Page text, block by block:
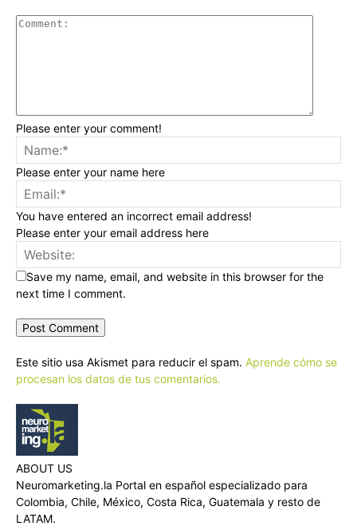
Please enter your comment!
Please enter your name here
You have entered an incorrect email address!
Please enter your email address here
Save my name, email, and website in this browser for the
next time I comment.
Este sitio usa Akismet para reducir el spam. Aprende cómo se
procesan los datos de tus comentarios.
ABOUT US
Neuromarketing.la Portal en español especializado para
Colombia, Chile, México, Costa Rica, Guatemala y resto de
LATAM.